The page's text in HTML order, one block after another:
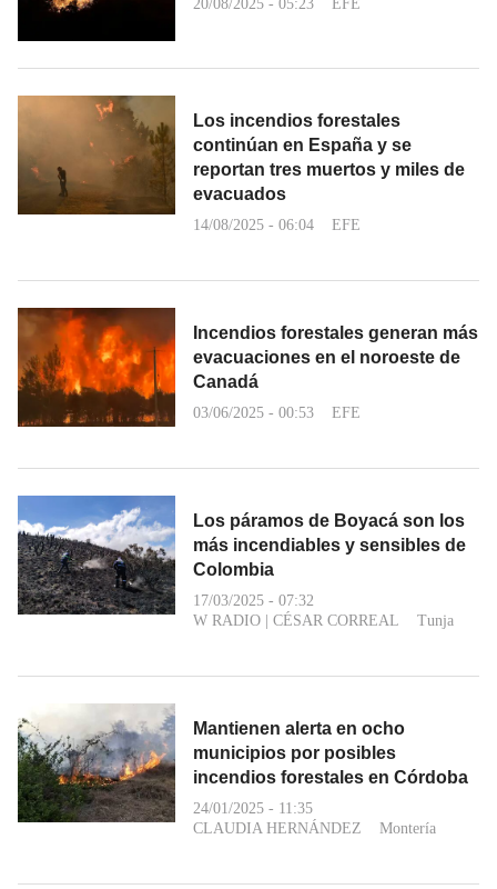
20/08/2025 - 05:23 EFE
Los incendios forestales
continúan en España y se
reportan tres muertos y miles de
evacuados
14/08/2025 - 06:04 EFE
Incendios forestales generan más
evacuaciones en el noroeste de
Canadá
03/06/2025 - 00:53 EFE
Los páramos de Boyacá son los
más incendiables y sensibles de
Colombia
17/03/2025 - 07:32
W RADIO
CÉSAR CORREAL Tunja
Mantienen alerta en ocho
municipios por posibles
incendios forestales en Córdoba
24/01/2025 - 11:35
CLAUDIA HERNÁNDEZ
Montería